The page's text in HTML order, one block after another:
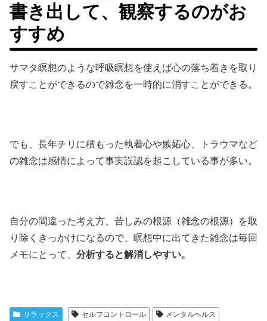
書き出して、観察するのがお
すすめ
サマタ瞑想のような呼吸瞑想を使えば心の落ち着きを取り
戻すことができるので雑念を一時的に消すことができる。
でも、長年チリに積もった執着心や嫉妬心、トラウマなど
の雑念は感情によって事実誤認を起こしている事が多い。
自分の間違った考え方、苦しみの根源（雑念の根源）を取
り除くきっかけになるので、瞑想中に出てきた雑念は毎回
メモにとって、 分析すると解消しやすい。
リラックス セルフコントロール
メンタルヘルス